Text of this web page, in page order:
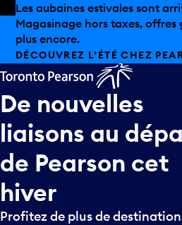
Skip to offers
Passer au contenu principal
Les aubaines estivales sont
Magasinage hors taxes, offres
plus encore.
DÉCOUVREZ L’ÉTÉ CHEZ
De nouvelles
liaisons au
de Pearson cet
hiver
Profitez de plus de